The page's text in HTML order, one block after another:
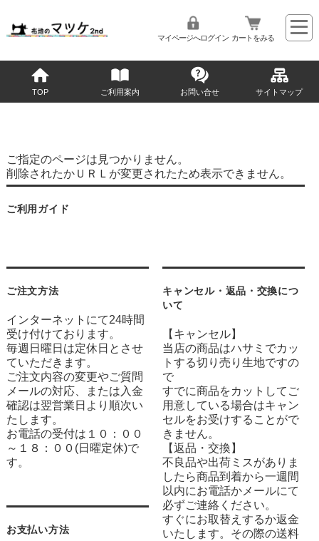
マイページへログイン カートをみる
TOP ご利用案内 お問い合せ サイトマップ
ご指定のページは見つかりません。
削除されたかＵＲＬが変更されたため表示できません。
ご利用ガイド
ご注文方法
インターネットにて24時間
受け付けております。
毎週日曜日は定休日とさせ
ていただきます。
ご注文内容の変更やご質問
メールの対応、または入金
確認は翌営業日より順次い
たします。
お電話の受付は１０：００
～１８：００(日曜定休)で
す。
お支払い方法
キャンセル・返品・交換につ
いて
【キャンセル】
当店の商品はハサミでカッ
トする切り売り生地ですの
で
すでに商品をカットしてご
用意している場合はキャン
セルをお受けすることがで
きません。
【返品・交換】
不良品や出荷ミスがありま
したら商品到着から一週間
以内にお電話かメールにて
必ずご連絡ください。
すぐにお取替えするか返金
いたします。その際の送料